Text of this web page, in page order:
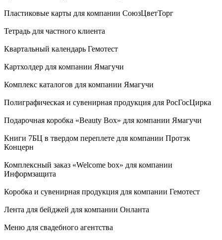
Листовки
Буклеты
Каталоги на скобе
Блокноты
Календари настенные
Грамоты, сертификаты
Конверты
Пластиковые карты для компании СоюзЦветТорг
Тетрадь для частного клиента
Квартальный календарь Гемотест
Картхолдер для компании Ямагучи
Комплекс каталогов для компании Ямагучи
Полиграфическая и сувенирная продукция для РосГосЦирка
Подарочная коробка «Beauty Box» для компании Ямагучи
Книги 7БЦ в твердом переплете для компании Протэк
Концерн
Комплексный заказ «Welcome box» для компании
Информзащита
Коробка и сувенирная продукция для компании Гемотест
Лента для бейджей для компании Онланта
Меню для свадебного агентства